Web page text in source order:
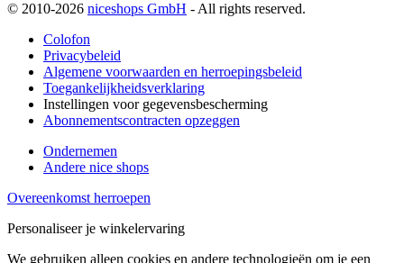
© 2010-2026 niceshops GmbH - All rights reserved.
Colofon
Privacybeleid
Algemene voorwaarden en herroepingsbeleid
Toegankelijkheidsverklaring
Instellingen voor gegevensbescherming
Abonnementscontracten opzeggen
Ondernemen
Andere nice shops
Overeenkomst herroepen
Personaliseer je winkelervaring
We gebruiken alleen cookies en andere technologieën om je een